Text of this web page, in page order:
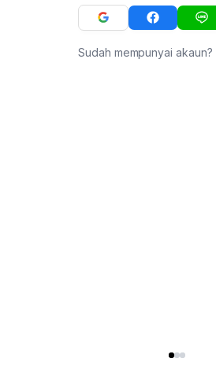
Sudah mempunyai akaun?